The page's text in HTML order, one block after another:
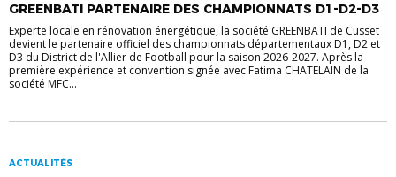
GREENBATI PARTENAIRE DES CHAMPIONNATS D1-D2-D3
Experte locale en rénovation énergétique, la société GREENBATI de Cusset
devient le partenaire officiel des championnats départementaux D1, D2 et
D3 du District de l'Allier de Football pour la saison 2026-2027. Après la
première expérience et convention signée avec Fatima CHATELAIN de la
société MFC...
ACTUALITÉS